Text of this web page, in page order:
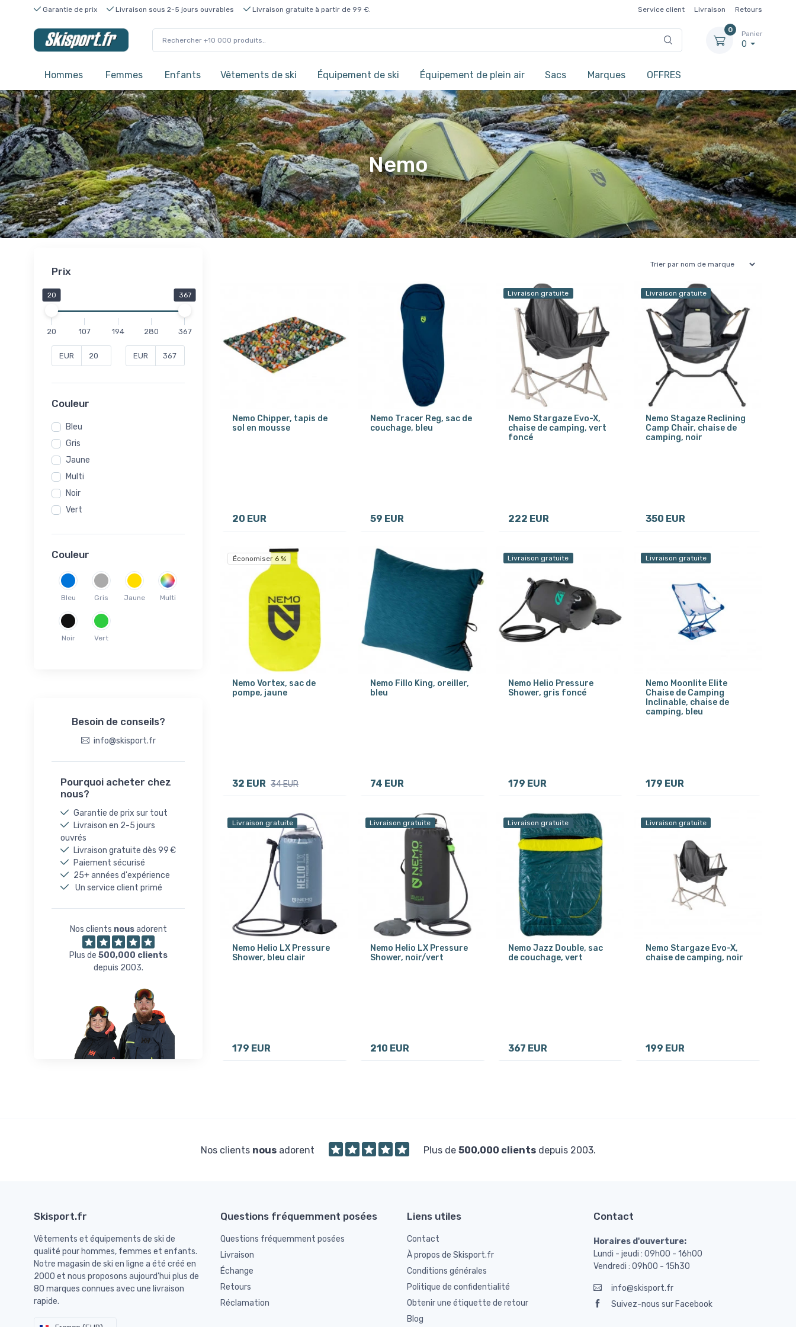
Garantie de prix Livraison sous 2-5 jours ouvrables Livraison gratuite à partir de 99 €. Service client Livraison Retours
0
Panier
0
Hommes Femmes Enfants Vêtements de ski Équipement de ski Équipement de plein air Sacs Marques OFFRES
Nemo
Prix
20 367
20 107 194 280 367
EUR EUR
Couleur
Bleu
Gris
Jaune
Multi
Noir
Vert
Couleur
Bleu Gris Jaune Multi
Noir Vert
Besoin de conseils?
info@skisport.fr
Pourquoi acheter chez
nous?
Garantie de prix sur tout
Livraison en 2-5 jours
ouvrés
Livraison gratuite dès 99 €
Paiement sécurisé
25+ années d'expérience
Un service client primé
Nos clients nousadorent
Plus de 500,000 clients
depuis 2003.
Nemo Chipper, tapis de
sol en mousse
20 EUR
Nemo Tracer Reg, sac de
couchage, bleu
59 EUR
Livraison gratuite
Nemo Stargaze Evo-X,
chaise de camping, vert
foncé
222 EUR
Livraison gratuite
Nemo Stagaze Reclining
Camp Chair, chaise de
camping, noir
350 EUR
Économiser 6 %
Nemo Vortex, sac de
pompe, jaune
32 EUR 34 EUR
Nemo Fillo King, oreiller,
bleu
74 EUR
Livraison gratuite
Nemo Helio Pressure
Shower, gris foncé
179 EUR
Livraison gratuite
Nemo Moonlite Elite
Chaise de Camping
Inclinable, chaise de
camping, bleu
179 EUR
Livraison gratuite
Nemo Helio LX Pressure
Shower, bleu clair
179 EUR
Livraison gratuite
Nemo Helio LX Pressure
Shower, noir/vert
210 EUR
Livraison gratuite
Nemo Jazz Double, sac
de couchage, vert
367 EUR
Livraison gratuite
Nemo Stargaze Evo-X,
chaise de camping, noir
199 EUR
Nos clients nousadorent Plus de 500,000 clientsdepuis 2003.
Skisport.fr
Vêtements et équipements de ski de
qualité pour hommes, femmes et enfants.
Notre magasin de ski en ligne a été créé en
2000 et nous proposons aujourd'hui plus de
80 marques connues avec une livraison
rapide.
Questions fréquemment posées
Questions fréquemment posées
Livraison
Échange
Retours
Réclamation
Liens utiles
Contact
À propos de Skisport.fr
Conditions générales
Politique de confidentialité
Obtenir une étiquette de retour
Blog
Contact
Horaires d'ouverture:
Lundi - jeudi : 09h00 - 16h00
Vendredi : 09h00 - 15h30
info@skisport.fr
Suivez-nous sur Facebook